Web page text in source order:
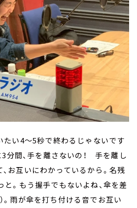
たい4～5秒で終わるじゃないです
3分間、手を離さないの！ 手を離し
お互いにわかっているから。名残
と。もう握手でもないよね、傘を差
。雨が傘を打ち付ける音でお互い